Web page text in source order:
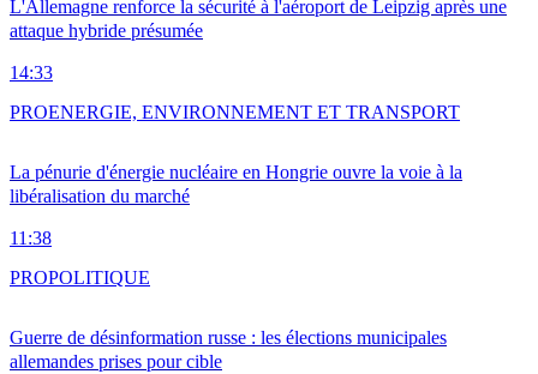
L'Allemagne renforce la sécurité à l'aéroport de Leipzig après une
attaque hybride présumée
14:33
La pénurie d'énergie nucléaire en Hongrie ouvre la voie à la
libéralisation du marché
11:38
PROENERGIE, ENVIRONNEMENT ET TRANSPORT
Guerre de désinformation russe : les élections municipales
allemandes prises pour cible
PROPOLITIQUE